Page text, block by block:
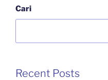
Cari
Recent Posts